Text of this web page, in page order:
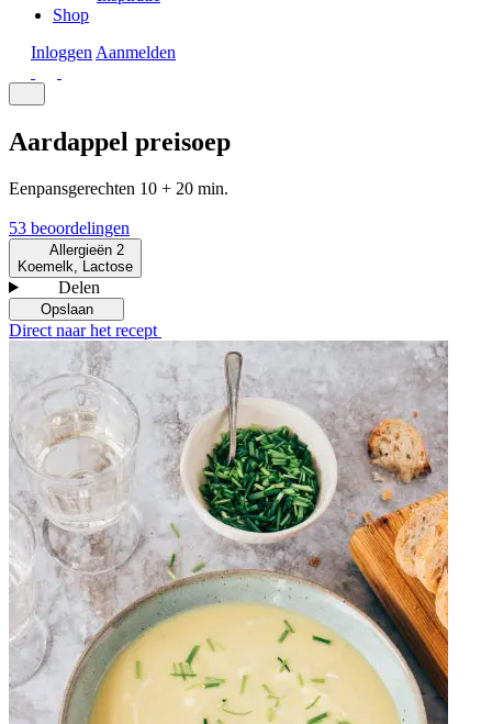
Shop
Inloggen Aanmelden
Aardappel preisoep
Eenpansgerechten 10 + 20 min.
53 beoordelingen
Allergieën 2
Koemelk, Lactose
Delen
Opslaan
Direct naar het recept